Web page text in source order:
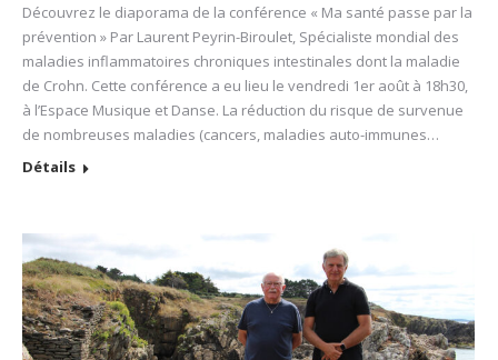
Découvrez le diaporama de la conférence « Ma santé passe par la
prévention » Par Laurent Peyrin-Biroulet, Spécialiste mondial des
maladies inflammatoires chroniques intestinales dont la maladie
de Crohn. Cette conférence a eu lieu le vendredi 1er août à 18h30,
à l’Espace Musique et Danse. La réduction du risque de survenue
de nombreuses maladies (cancers, maladies auto-immunes…
Détails